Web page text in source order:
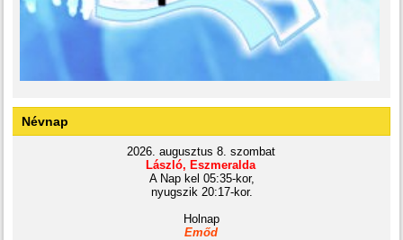
Névnap
2026. augusztus 8. szombat
László, Eszmeralda
A Nap kel 05:35-kor,
nyugszik 20:17-kor.
Holnap
Emőd